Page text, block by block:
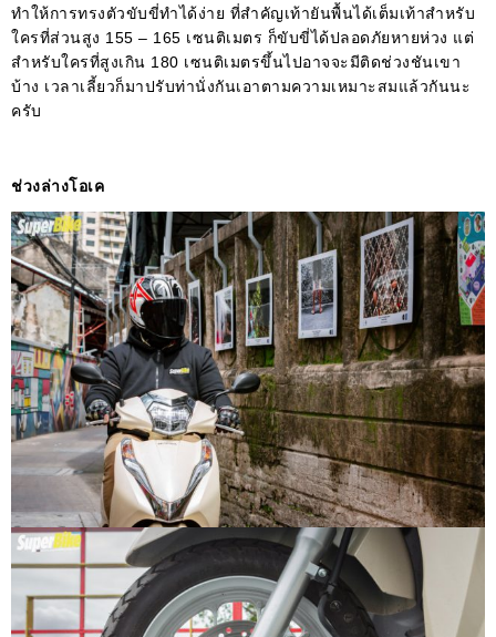
ทำให้การทรงตัวขับขี่ทำได้ง่าย ที่สำคัญเท้ายันพื้นได้เต็มเท้าสำหรับ
ใครที่ส่วนสูง 155 – 165 เซนติเมตร ก็ขับขี่ได้ปลอดภัยหายห่วง แต่
สำหรับใครที่สูงเกิน 180 เซนติเมตรขึ้นไปอาจจะมีติดช่วงชันเขา
บ้าง เวลาเลี้ยวก็มาปรับท่านั่งกันเอาตามความเหมาะสมแล้วกันนะ
ครับ
ช่วงล่างโอเค